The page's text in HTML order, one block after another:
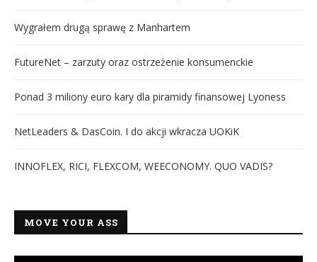
Wygrałem drugą sprawę z Manhartem
FutureNet – zarzuty oraz ostrzeżenie konsumenckie
Ponad 3 miliony euro kary dla piramidy finansowej Lyoness
NetLeaders & DasCoin. I do akcji wkracza UOKiK
INNOFLEX, RICI, FLEXCOM, WEECONOMY. QUO VADIS?
MOVE YOUR ASS